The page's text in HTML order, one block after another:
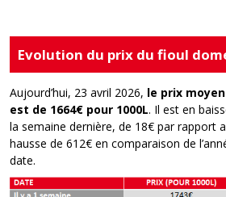
Evolution du prix du fioul
Aujourd’hui, 23 avril 2026, le prix
est de 1664€ pour 1000L. Il est en
la semaine dernière, de 18€ par rapport a
hausse de 612€ en comparaison de l’an
date.